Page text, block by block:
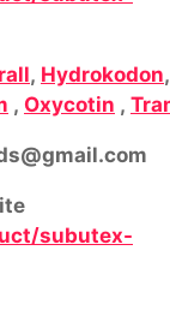
, Hydrokodon
, Oxycotin ,
subutex-